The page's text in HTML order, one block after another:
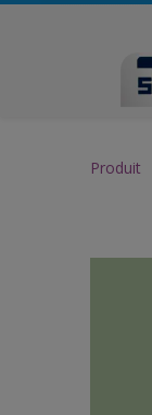
Produit